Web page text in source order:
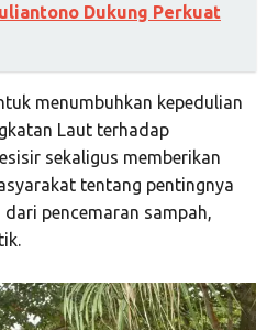
Dukung Perkuat
menumbuhkan kepedulian
Laut terhadap
sekaligus memberikan
tentang pentingnya
pencemaran sampah,